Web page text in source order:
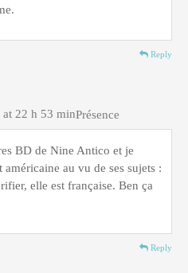
Reply
Présence
22 h 53 min
BD de Nine Antico et je
américaine au vu de ses sujets :
elle est française. Ben ça
Reply